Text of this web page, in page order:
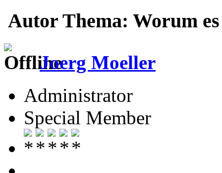
Autor Thema: Worum
Joerg Moeller
Administrator
Special Member